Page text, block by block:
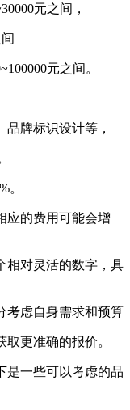
元之间，
元之间。
牌标识设计等，
。
应的费用可能会增
相对灵活的数字，具
考虑自身需求和预算
更准确的报价。
是一些可以考虑的品